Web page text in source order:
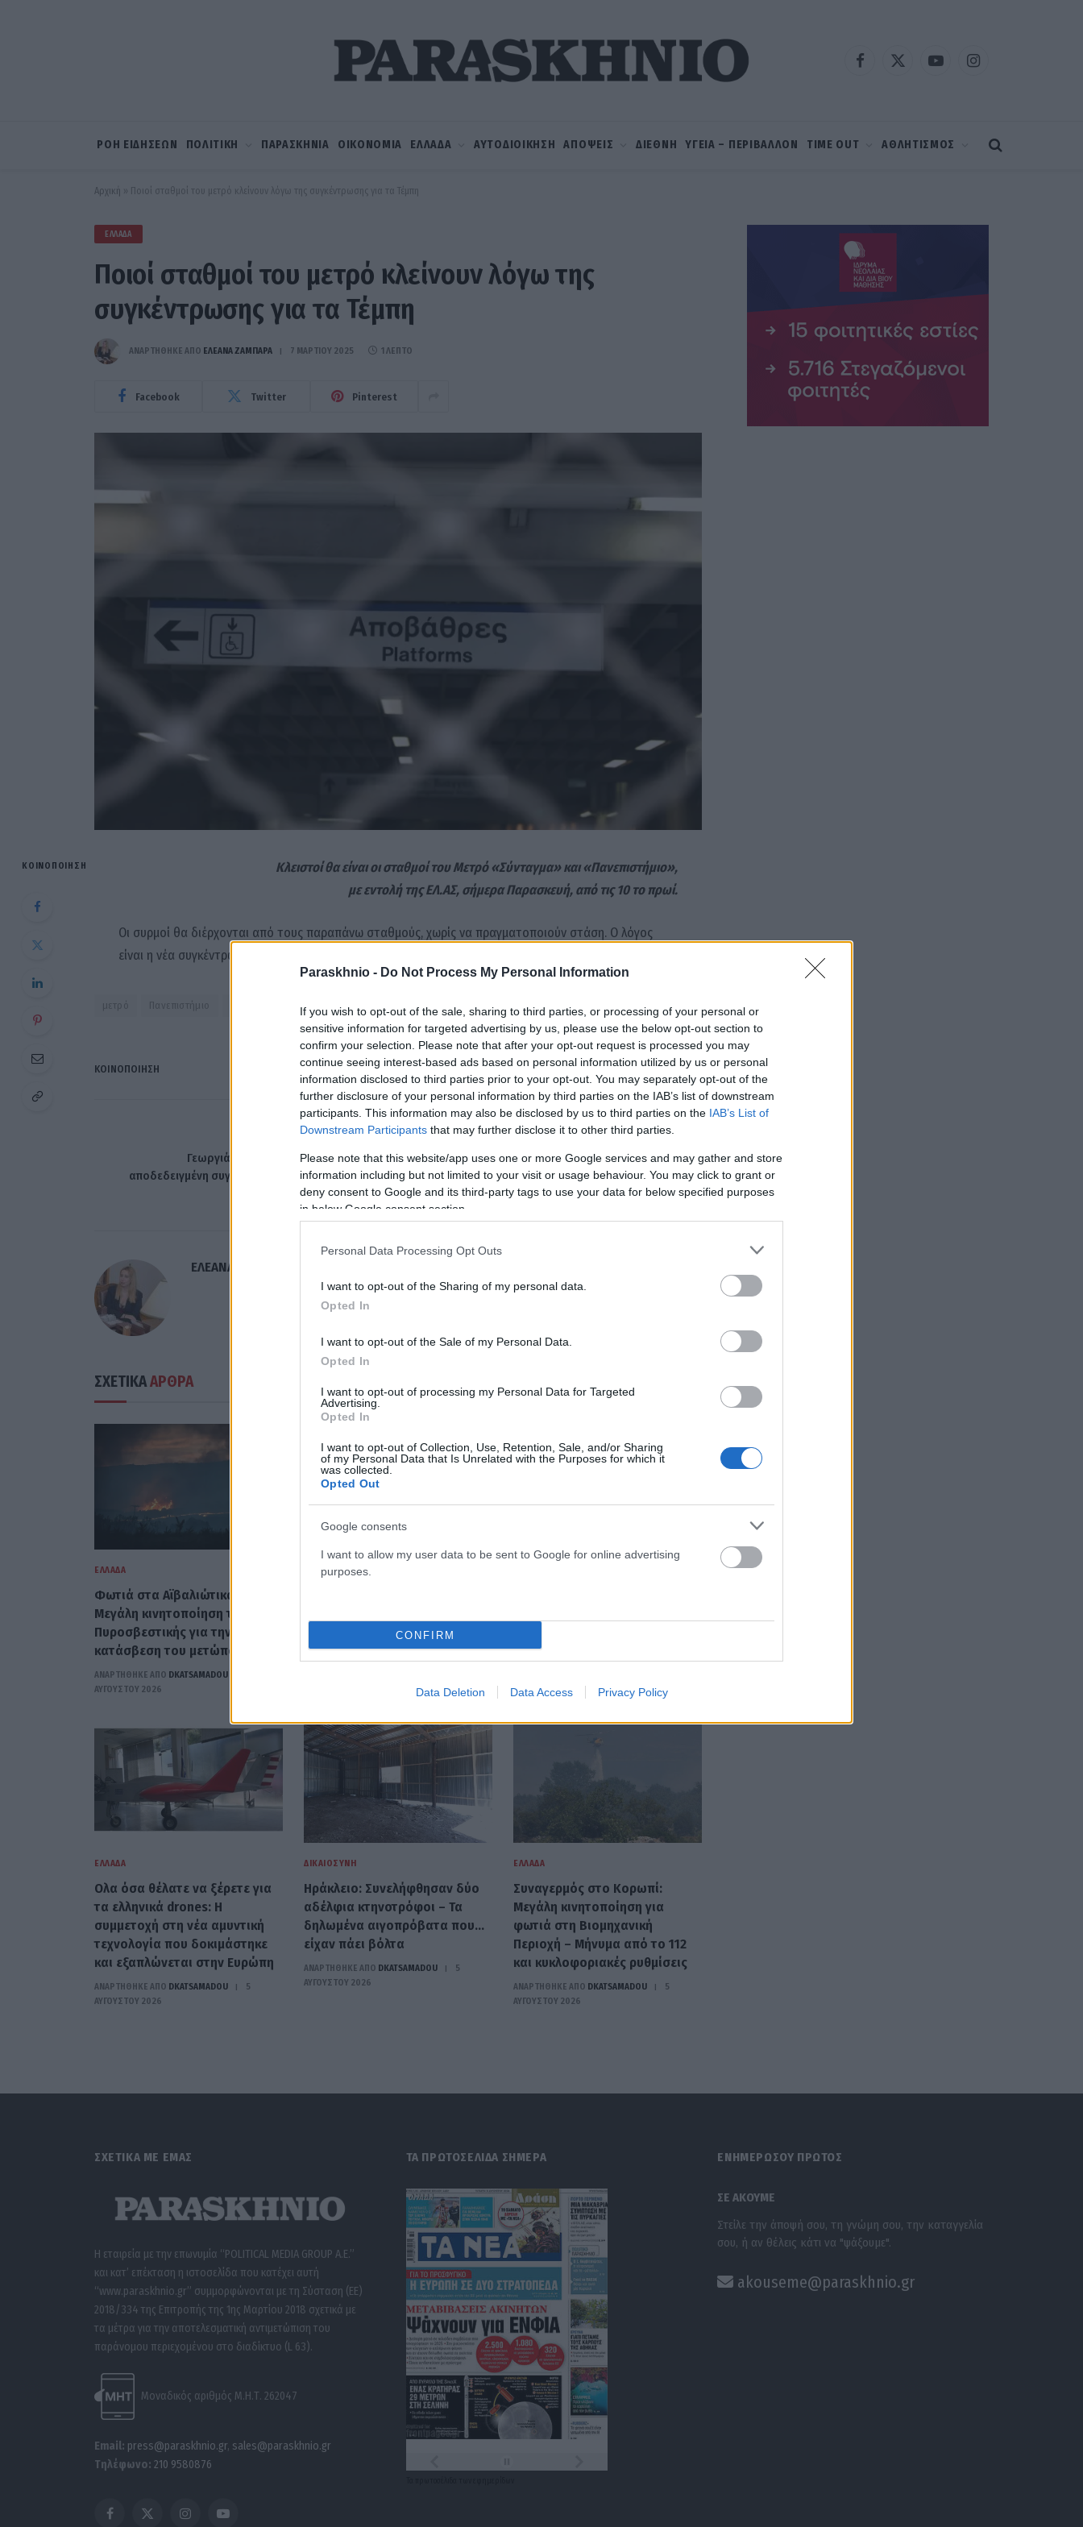
Paraskhnio - Do Not Process My Personal Information
If you wish to opt-out of the sale, sharing to third parties, or processing of your personal or
sensitive information for targeted advertising by us, please use the below opt-out section to
confirm your selection. Please note that after your opt-out request is processed you may
continue seeing interest-based ads based on personal information utilized by us or personal
information disclosed to third parties prior to your opt-out. You may separately opt-out of the
further disclosure of your personal information by third parties on the IAB’s list of downstream
participants. This information may also be disclosed by us to third parties on the IAB’s List of
Downstream Participants that may further disclose it to other third parties.
Please note that this website/app uses one or more Google services and may gather and store
information including but not limited to your visit or usage behaviour. You may click to grant or
deny consent to Google and its third-party tags to use your data for below specified purposes
in below Google consent section.
Personal Data Processing Opt Outs
I want to opt-out of the Sharing of my personal data.
Opted In
I want to opt-out of the Sale of my Personal Data.
Opted In
I want to opt-out of processing my Personal Data for Targeted
Advertising.
Opted In
I want to opt-out of Collection, Use, Retention, Sale, and/or Sharing
of my Personal Data that Is Unrelated with the Purposes for which it
was collected.
Opted Out
Google consents
I want to allow my user data to be sent to Google for online advertising
purposes.
CONFIRM
Data Deletion Data Access Privacy Policy
Facebook
X
YouTubeInstagram
ΡΟΗ ΕΙΔΗΣΕΩΝ ΠΟΛΙΤΙΚΗ ΠΑΡΑΣΚΗΝΙΑ ΟΙΚΟΝΟΜΙΑ ΕΛΛΑΔΑ ΑΥΤΟΔΙΟΙΚΗΣΗ ΑΠΟΨΕΙΣ ΔΙΕΘΝΗ ΥΓΕΙΑ – ΠΕΡΙΒΑΛΛΟΝ TIME OUT ΑΘΛΗΤΙΣΜΟΣ
Αρχική » Ποιοί σταθμοί του μετρό κλείνουν λόγω της συγκέντρωσης για τα Τέμπη
ΕΛΛΆΔΑ
Ποιοί σταθμοί του μετρό κλείνουν λόγω της
συγκέντρωσης για τα Τέμπη
ΑΝΑΡΤΗΘΗΚΕ ΑΠΟ ΕΛΕΑΝΑ ΖΑΜΠΑΡΑ 7 ΜΑΡΤΊΟΥ 2025 1 ΛΕΠΤΌ
Facebook Twitter Pinterest
ΚΟΙΝΟΠΟΊΗΣΗ
Κλειστοί θα είναι οι σταθμοί του Μετρό «Σύνταγμα» και «Πανεπιστήμιο»,
με εντολή της ΕΛ.ΑΣ, σήμερα Παρασκευή, από τις 10 το πρωί.
Οι συρμοί θα διέρχονται από τους παραπάνω σταθμούς, χωρίς να πραγματοποιούν στάση. Ο λόγος
είναι η νέα συγκέντρωση διαμαρτυρίας για την τραγωδία των Τεμπών.
μετρό Πανεπιστήμιο Τέμπη
ΚΟΙΝΟΠΟΊΗΣΗ
Facebook Twitter Pinterest LinkedIn Tumblr Email
ΠΡΟΗΓΟΎΜΕΝΟ ΆΡΘΡΟ
Γεωργιάδης: Πραγματική δικαστικά
αποδεδειγμένη συγκάλυψη έγινε στο Μάτι από
τον ΣΥΡΙΖΑ
ΕΠΌΜΕΝΟ ΆΡΘΡΟ
Τα πήρε κρανίο ο Χρυσοχοΐδης για… τους
παρακρατικούς αστυνομικούς
ΕΛΕΑΝΑ ΖΑΜΠΑΡΑ
ΣΧΕΤΙΚΑΑΡΘΡΑ
ΕΛΛΆΔΑ
Φωτιά στα Αϊβαλιώτικα Βόλου:
Μεγάλη κινητοποίηση της
Πυροσβεστικής για την
κατάσβεση του μετώπου
ΑΝΑΡΤΗΘΗΚΕ ΑΠΟ DKATSAMADOU
ΑΥΓΟΎΣΤΟΥ 2026
ΕΛΛΆΔΑ
στα τρία παιδιά της μετά από
πτώση από φουσκωτό
«Ελευθέριος Βενιζέλος»
ΑΥΓΟΎΣΤΟΥ 2026
ΕΛΛΆΔΑ
Ολα όσα θέλατε να ξέρετε για
τα ελληνικά drones: Η
συμμετοχή στη νέα αμυντική
τεχνολογία που δοκιμάστηκε
και εξαπλώνεται στην Ευρώπη
ΑΝΑΡΤΗΘΗΚΕ ΑΠΟ DKATSAMADOU
5
ΑΥΓΟΎΣΤΟΥ 2026
ΔΙΚΑΙΟΣΎΝΗ
Ηράκλειο: Συνελήφθησαν δύο
αδέλφια κτηνοτρόφοι – Τα
δηλωμένα αιγοπρόβατα που…
είχαν πάει βόλτα
ΑΝΑΡΤΗΘΗΚΕ ΑΠΟ DKATSAMADOU
5
ΑΥΓΟΎΣΤΟΥ 2026
ΕΛΛΆΔΑ
Συναγερμός στο Κορωπί:
Μεγάλη κινητοποίηση για
φωτιά στη Βιομηχανική
Περιοχή – Μήνυμα από το 112
και κυκλοφοριακές ρυθμίσεις
ΑΝΑΡΤΗΘΗΚΕ ΑΠΟ DKATSAMADOU
5
ΑΥΓΟΎΣΤΟΥ 2026
ΣΧΕΤΙΚΑ ΜΕ ΕΜΑΣ
Η εταιρεία με την επωνυμία “POLITICAL MEDIA GROUP A.E.”
και κατ’ επέκταση η ιστοσελίδα που κατέχει αυτή
“www.paraskhnio.gr” συμμορφώνονται με τη Σύσταση (ΕΕ)
2018/334 της Επιτροπής της 1ης Μαρτίου 2018 σχετικά με
τα μέτρα για την αποτελεσματική αντιμετώπιση του
παράνομου περιεχομένου στο διαδίκτυο (L 63).
Μοναδικός αριθμός Μ.Η.Τ. 262047
Email: press@paraskhnio.gr, sales@paraskhnio.gr
Τηλέφωνο: 210 9580876
Facebook
X InstagramYouTube
ΤΑ ΠΡΩΤΟΣΕΛΙΔΑ ΣΗΜΕΡΑ ΕΝΗΜΕΡΩΣΟΥ ΠΡΩΤΟΣ
ΣΕ ΑΚΟΥΜΕ
Στείλε την άποψή σου, τη γνώμη σου, την καταγγελία
σου, ή αν θέλεις κάτι να "ψάξουμε".
akouseme@paraskhnio.gr